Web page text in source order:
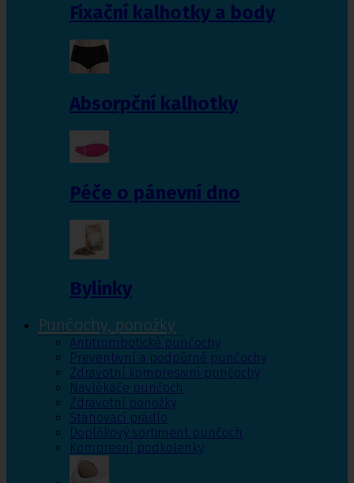
Fixační kalhotky a body
Absorpční kalhotky
Péče o pánevní dno
Bylinky
Punčochy, ponožky
Antitrombotické punčochy
Preventivní a podpůrné punčochy
Zdravotní kompresivní punčochy
Navlékače punčoch
Zdravotní ponožky
Stahovací prádlo
Doplňkový sortiment punčoch
Kompresní podkolenky